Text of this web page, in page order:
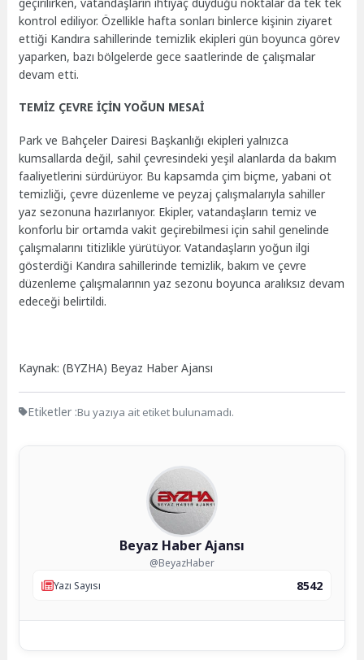
kontrol ediliyor. Özellikle hafta sonları binlerce kişinin ziyaret
ettiği Kandıra sahillerinde temizlik ekipleri gün boyunca görev
yaparken, bazı bölgelerde gece saatlerinde de çalışmalar
devam etti.
TEMİZ ÇEVRE İÇİN YOĞUN MESAİ
Park ve Bahçeler Dairesi Başkanlığı ekipleri yalnızca
kumsallarda değil, sahil çevresindeki yeşil alanlarda da bakım
faaliyetlerini sürdürüyor. Bu kapsamda çim biçme, yabani ot
temizliği, çevre düzenleme ve peyzaj çalışmalarıyla sahiller
yaz sezonuna hazırlanıyor. Ekipler, vatandaşların temiz ve
konforlu bir ortamda vakit geçirebilmesi için sahil genelinde
çalışmalarını titizlikle yürütüyor. Vatandaşların yoğun ilgi
gösterdiği Kandıra sahillerinde temizlik, bakım ve çevre
düzenleme çalışmalarının yaz sezonu boyunca aralıksız devam
edeceği belirtildi.
Kaynak: (BYZHA) Beyaz Haber Ajansı
Etiketler :Bu yazıya ait etiket bulunamadı.
Beyaz Haber Ajansı
@BeyazHaber
Yazı Sayısı
8542